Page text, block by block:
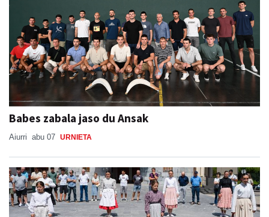
Babes zabala jaso du Ansak
Aiurri abu 07 URNIETA